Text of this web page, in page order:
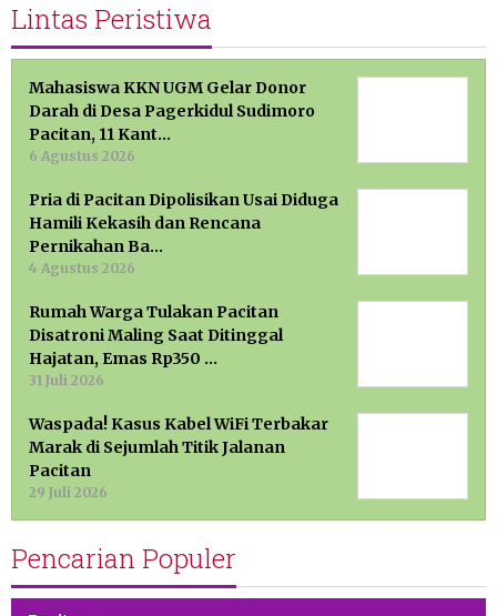
Lintas Peristiwa
Mahasiswa KKN UGM Gelar Donor
Darah di Desa Pagerkidul Sudimoro
Pacitan, 11 Kant…
6 Agustus 2026
Pria di Pacitan Dipolisikan Usai Diduga
Hamili Kekasih dan Rencana
Pernikahan Ba…
4 Agustus 2026
Rumah Warga Tulakan Pacitan
Disatroni Maling Saat Ditinggal
Hajatan, Emas Rp350 …
31 Juli 2026
Waspada! Kasus Kabel WiFi Terbakar
Marak di Sejumlah Titik Jalanan
Pacitan
29 Juli 2026
Pencarian Populer